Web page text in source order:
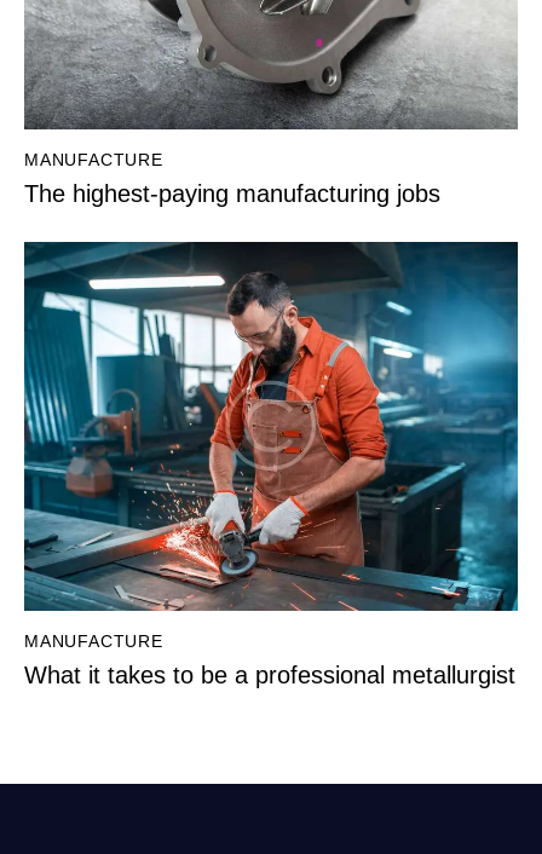
MANUFACTURE
The highest-paying manufacturing jobs
MANUFACTURE
What it takes to be a professional metallurgist